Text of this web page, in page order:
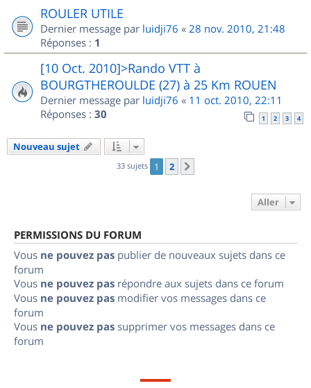
ROULER UTILE
Dernier message par luidji76 « 28 nov. 2010, 21:48
Réponses : 1
[10 Oct. 2010]>Rando VTT à
BOURGTHEROULDE (27) à 25 Km ROUEN
Dernier message par luidji76 « 11 oct. 2010, 22:11
Réponses : 30 1 2 3 4
Nouveau sujet
33 sujets 1 2
Aller
PERMISSIONS DU FORUM
Vous ne pouvez pas publier de nouveaux sujets dans ce
forum
Vous ne pouvez pas répondre aux sujets dans ce forum
Vous ne pouvez pas modifier vos messages dans ce
forum
Vous ne pouvez pas supprimer vos messages dans ce
forum